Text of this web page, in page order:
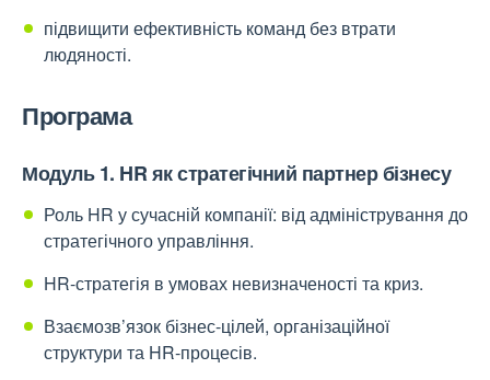
підвищити ефективність команд без втрати
людяності.
Програма
Модуль 1. HR як стратегічний партнер бізнесу
Роль HR у сучасній компанії: від адміністрування до
стратегічного управління.
HR-стратегія в умовах невизначеності та криз.
Взаємозв’язок бізнес-цілей, організаційної
структури та HR-процесів.